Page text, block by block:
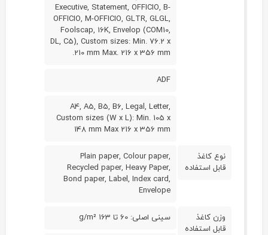
Executive, Statement, OFFICIO, B-
OFFICIO, M-OFFICIO, GLTR, GLGL,
Foolscap, 16K, Envelop (COM10,
DL, C5), Custom sizes: Min. 76.2 x
210 mm Max. 216 x 356 mm.
ADF
A4, A5, B5, B6, Legal, Letter,
Custom sizes (W x L): Min. 105 x
148 mm Max 216 x 356 mm
نوع کاغذ
قابل استفاده
Plain paper, Colour paper,
Recycled paper, Heavy Paper,
Bond paper, Label, Index card,
Envelope
وزن کاغذ
قابل استفاده
سینی اصلی: 60 تا 163 g/m²